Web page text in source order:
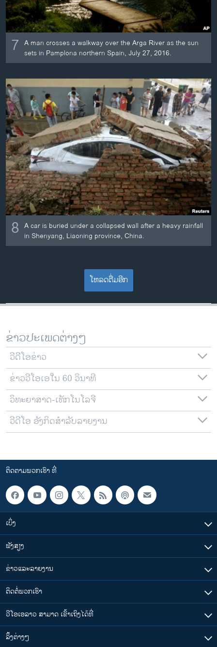
7 A man crosses a walkway over the Arga River as the sun
sets in Pamplona northern Spain, July 27, 2016.
8 A car is buried under a collapsed wall after a heavy rainfall
in Shenyang, Liaoning province, China.
ໂຫລດຕື່ມອີກ
ຂ່າວປະເພດຕ່າງໆ
ວີດີໂອຂ່າວ
ຂ່າວວີໂອເອໃນ 60 ວິນາທີ
ວິທະຍາສາດ-ເທັກໂນໂລຈີ
ວີດີໂອ ອັງກິດສຳລັບລາຍງານ
ຕິດຕາມພວກເຮົາ ທີ່
ເບິ່ງ
ຟັງສຽງ
ຂ່າວແລະລາຍງານ
ຕິດຕໍ່ພວກເຮົາ
ວີໂອເອລາວ ສາມາດ ເຂົ້າເຖິງໄດ້ທີ່
​ລິ້ງ​ຕ່າງໆ